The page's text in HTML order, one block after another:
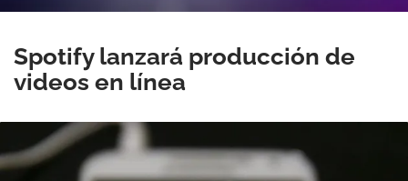
Spotify lanzará producción de
videos en línea